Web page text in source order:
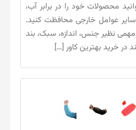
محصولات خود را در برابر آب،
عوامل خارجی محافظت کنید.
مهمی نظیر جنس، اندازه، سبک، بند
در خرید بهترین کاور […]